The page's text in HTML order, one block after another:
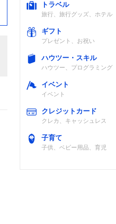
トラベル
旅行、旅行グッズ、ホテル
ギフト
プレゼント、お祝い
ハウツー・スキル
ハウツー、プログラミング
イベント
イベント
クレジットカード
クレカ、キャッシュレス
子育て
子供、ベビー用品、育児